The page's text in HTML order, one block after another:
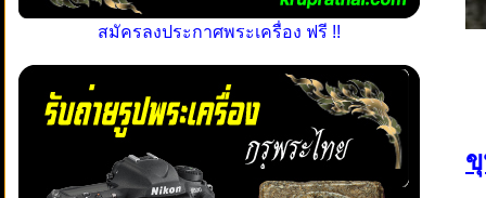
สมัครลงประกาศพระเครื่อง ฟรี !!